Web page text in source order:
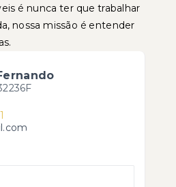
é nunca ter que trabalhar
nossa missão é entender